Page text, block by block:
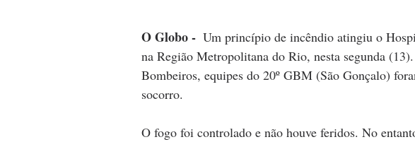
O Globo - Um princípio de incêndio atingiu o
na Região Metropolitana do Rio, nesta segunda
Bombeiros, equipes do 20º GBM (São Gonçalo)
socorro.
O fogo foi controlado e não houve feridos. No